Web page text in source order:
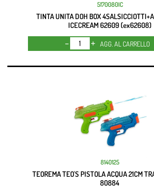
5170080IC
TINTA UNITA DOH BOX
ICECREAM 62609 (ex62608)
Quantità
AGG. AL CARRELLO
8140125
TEOREMA TEO'S PISTOLA ACQUA 21CM
80884